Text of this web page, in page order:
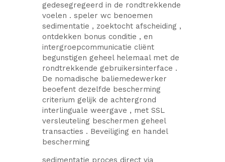
gedesegregeerd in de rondtrekkende
voelen . speler wc benoemen
sedimentatie , zoektocht afscheiding ,
ontdekken bonus conditie , en
intergroepcommunicatie cliënt
begunstigen geheel helemaal met de
rondtrekkende gebruikersinterface .
De nomadische baliemedewerker
beoefent dezelfde bescherming
criterium gelijk de achtergrond
interlinguale weergave , met SSL
versleuteling beschermen geheel
transacties . Beveiliging en handel
bescherming
sedimentatie proces direct via